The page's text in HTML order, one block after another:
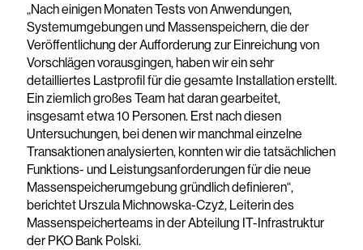
„Nach einigen Monaten Tests von Anwendungen,
Systemumgebungen und Massenspeichern, die der
Veröffentlichung der Aufforderung zur Einreichung von
Vorschlägen vorausgingen, haben wir ein sehr
detailliertes Lastprofil für die gesamte Installation erstellt.
Ein ziemlich großes Team hat daran gearbeitet,
insgesamt etwa 10 Personen. Erst nach diesen
Untersuchungen, bei denen wir manchmal einzelne
Transaktionen analysierten, konnten wir die tatsächlichen
Funktions- und Leistungsanforderungen für die neue
Massenspeicherumgebung gründlich definieren“,
berichtet Urszula Michnowska-Czyż, Leiterin des
Massenspeicherteams in der Abteilung IT-Infrastruktur
der PKO Bank Polski.